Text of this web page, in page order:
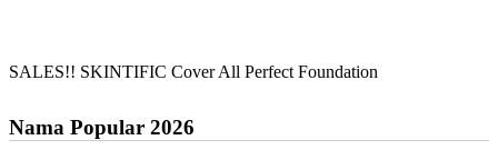
SALES!! SKINTIFIC Cover All Perfect Foundation
Nama Popular 2026